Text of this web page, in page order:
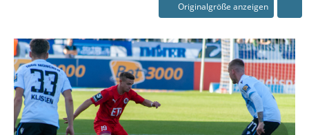
Originalgröße anzeigen